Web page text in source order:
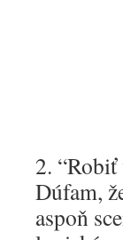
2.
Dúfam,
aspoň